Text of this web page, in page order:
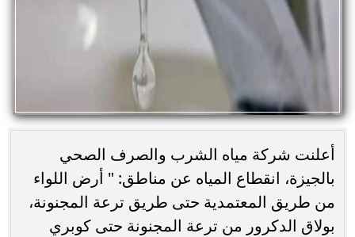
أعلنت شركة مياه الشرب والصرف الصحي
بالجيزة، انقطاع المياه عن مناطق: " أرض اللواء
من طريق المعتمدية حتى طريق ترعة المجنونة،
بولاق الدكرور من ترعة المجنونة حتى كوبري